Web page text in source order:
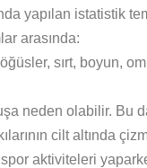
yapılan istatistik
arasında:
sırt, boyun,
neden olabilir. Bu da
cilt altında
aktiviteleri